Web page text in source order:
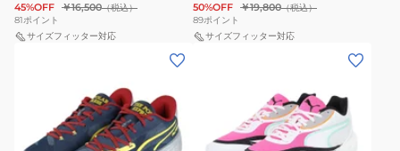
45%OFF ￥16,500（税込）
81ポイント
サイズフィッター対応
50%OFF ￥19,800（税込）
89ポイント
サイズフィッター対応
NITRO
NITRO